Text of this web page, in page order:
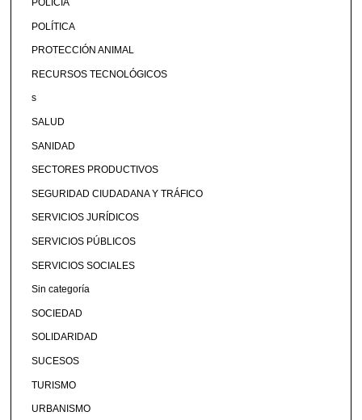
POLICÍA
POLÍTICA
PROTECCIÓN ANIMAL
RECURSOS TECNOLÓGICOS
s
SALUD
SANIDAD
SECTORES PRODUCTIVOS
SEGURIDAD CIUDADANA Y TRÁFICO
SERVICIOS JURÍDICOS
SERVICIOS PÚBLICOS
SERVICIOS SOCIALES
Sin categoría
SOCIEDAD
SOLIDARIDAD
SUCESOS
TURISMO
URBANISMO